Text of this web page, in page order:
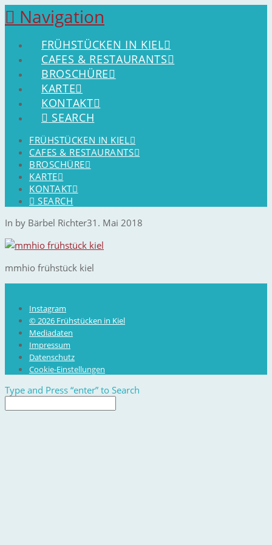
Navigation
FRÜHSTÜCKEN IN KIEL
CAFES & RESTAURANTS
BROSCHÜRE
KARTE
KONTAKT
SEARCH
FRÜHSTÜCKEN IN KIEL
CAFES & RESTAURANTS
BROSCHÜRE
KARTE
KONTAKT
SEARCH
In by Bärbel Richter31. Mai 2018
mmhio frühstück kiel
Instagram
© 2026 Frühstücken in Kiel
Mediadaten
Impressum
Datenschutz
Cookie-Einstellungen
Type and Press “enter” to Search